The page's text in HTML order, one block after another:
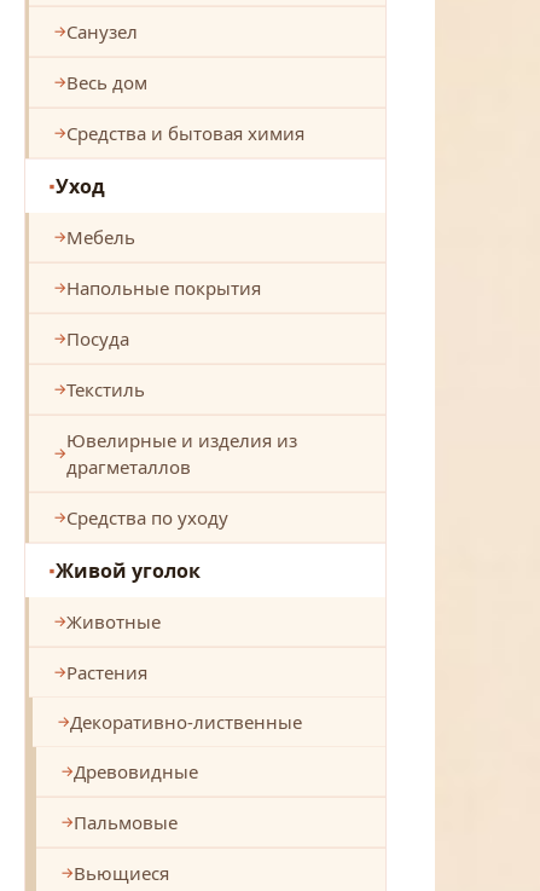
Санузел
Весь дом
Средства и бытовая химия
Уход
Мебель
Напольные покрытия
Посуда
Текстиль
Ювелирные и изделия из
драгметаллов
Средства по уходу
Живой уголок
Животные
Растения
Декоративно-лиственные
Древовидные
Пальмовые
Вьющиеся